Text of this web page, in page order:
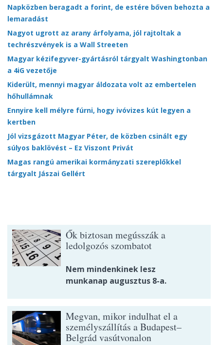
Napközben beragadt a forint, de estére bőven behozta a
lemaradást
Nagyot ugrott az arany árfolyama, jól rajtoltak a
techrészvények is a Wall Streeten
Magyar kézifegyver-gyártásról tárgyalt Washingtonban
a 4iG vezetője
Kiderült, mennyi magyar áldozata volt az embertelen
hőhullámnak
Ennyire kell mélyre fúrni, hogy ivóvizes kút legyen a
kertben
Jól vizsgázott Magyar Péter, de közben csinált egy
súlyos baklövést – Ez Viszont Privát
Magas rangú amerikai kormányzati szereplőkkel
tárgyalt Jászai Gellért
Ők biztosan megússzák a
ledolgozós szombatot
Nem mindenkinek lesz
munkanap augusztus 8-a.
Megvan, mikor indulhat el a
személyszállítás a Budapest–
Belgrád vasútvonalon